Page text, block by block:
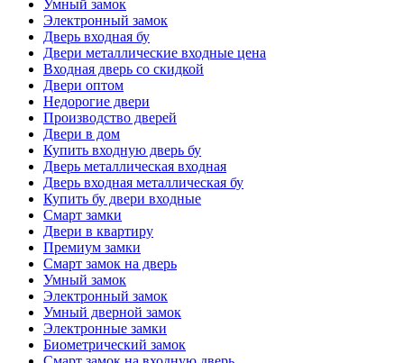
Умный замок
Электронный замок
Дверь входная бу
Двери металлические входные цена
Входная дверь со скидкой
Двери оптом
Недорогие двери
Производство дверей
Двери в дом
Купить входную дверь бу
Дверь металлическая входная
Дверь входная металлическая бу
Купить бу двери входные
Смарт замки
Двери в квартиру
Премиум замки
Смарт замок на дверь
Умный замок
Электронный замок
Умный дверной замок
Электронные замки
Биометрический замок